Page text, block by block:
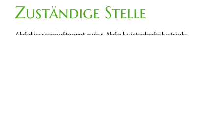
Zuständige Stelle
Abfallwirtschaftsamt oder Abfallwirtschaftsbetrieb: